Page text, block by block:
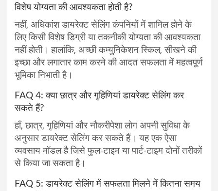
विशेष योग्यता की आवश्यकता होती है?
नहीं, अधिकांश डायरेक्ट सेलिंग कंपनियों में शामिल होने के
लिए किसी विशेष डिग्री या तकनीकी योग्यता की आवश्यकता
नहीं होती। हालांकि, अच्छी कम्युनिकेशन स्किल, सीखने की
इच्छा और लगातार काम करने की आदत सफलता में महत्वपूर्ण
भूमिका निभाती है।
FAQ 4: क्या छात्र और गृहिणियां डायरेक्ट सेलिंग कर
सकते हैं?
हाँ, छात्र, गृहिणियां और नौकरीपेशा लोग अपनी सुविधा के
अनुसार डायरेक्ट सेलिंग कर सकते हैं। यह एक ऐसा
व्यवसाय मॉडल है जिसे फुल-टाइम या पार्ट-टाइम दोनों तरीकों
से किया जा सकता है।
FAQ 5: डायरेक्ट सेलिंग में सफलता मिलने में कितना समय